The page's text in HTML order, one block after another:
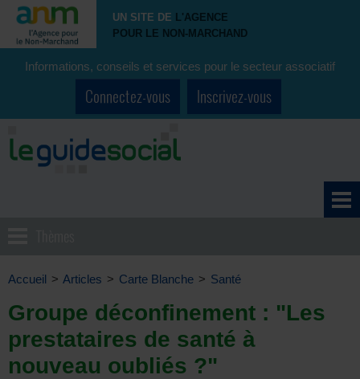
UN SITE DE L'AGENCE
POUR LE NON-MARCHAND
Informations, conseils et services pour le secteur associatif
Connectez-vous Inscrivez-vous
Accueil > Articles > Carte Blanche > Santé
Groupe déconfinement : "Les
prestataires de santé à
nouveau oubliés ?"